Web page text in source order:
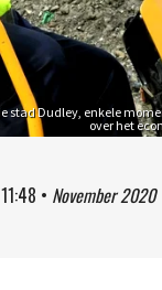
stad Dudley, enkele
over het
11:48 • November 2020